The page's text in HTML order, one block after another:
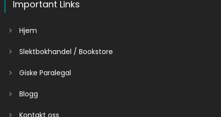
Important Links
Hjem
Slektbokhandel / Bookstore
Giske Paralegal
Blogg
Kontakt oss